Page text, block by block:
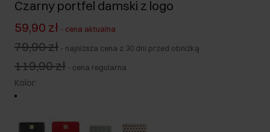
Czarny portfel damski z logo
59,90 zł - cena aktualna
79,90 zł - najniższa cena z 30 dni przed obniżką
119,90 zł - cena regularna
Kolor: